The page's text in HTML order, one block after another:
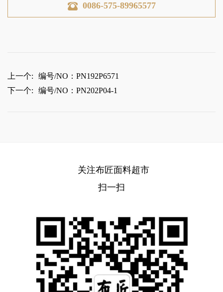
0086-575-89965577
上一个:
编号/NO：PN192P6571
下一个:
编号/NO：PN202P04-1
关注布匠面料超市
扫一扫